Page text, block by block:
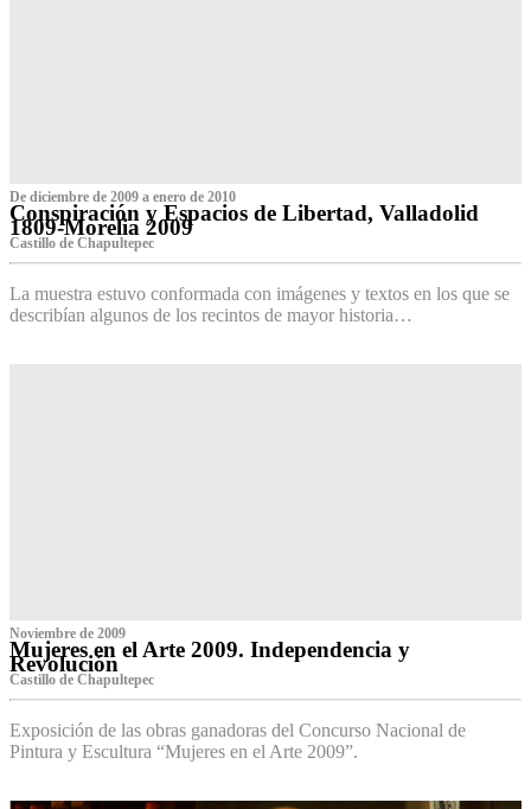
De diciembre de 2009 a enero de 2010
Conspiración y Espacios de Libertad, Valladolid
1809-Morelia 2009
Castillo de Chapultepec
La muestra estuvo conformada con imágenes y textos en los que se
describían algunos de los recintos de mayor historia…
Noviembre de 2009
Mujeres en el Arte 2009. Independencia y
Revolución
Castillo de Chapultepec
Exposición de las obras ganadoras del Concurso Nacional de
Pintura y Escultura “Mujeres en el Arte 2009”.